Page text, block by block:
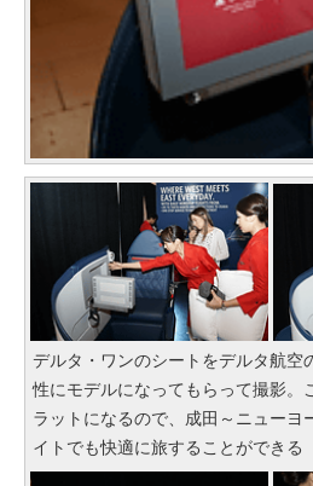
デルタ・ワンのシートをデルタ航空
性にモデルになってもらって撮影。
ラットになるので、成田～ニューヨ
イトでも快適に旅することができる